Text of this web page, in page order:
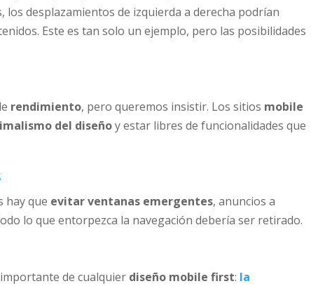
desplazamientos de izquierda a derecha podrían
Este es tan solo un ejemplo, pero las posibilidades
rendimiento, pero queremos insistir. Los sitios mobile
del diseñoy estar libres de funcionalidades que
hay que evitar ventanas emergentes, anuncios a
lo que entorpezca la navegación debería ser retirado.
de cualquier diseño mobile first: la